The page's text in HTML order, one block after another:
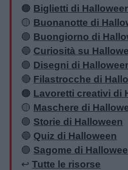
🟠 Biglietti di
🟡 Buonanotte di
🟢 Buongiorno di
🔵 Curiosità su
🟣 Disegni di
🔴 Filastrocche di
🟠 Lavoretti creativi di
🟡 Maschere di
🟢 Storie di Halloween
🔵 Quiz di Halloween
🟣 Sagome di
↩️Tutte le risorse